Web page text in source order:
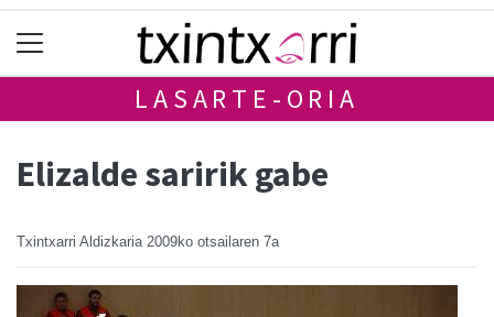
LASARTE-ORIA
Elizalde saririk gabe
Txintxarri Aldizkaria 2009ko otsailaren 7a